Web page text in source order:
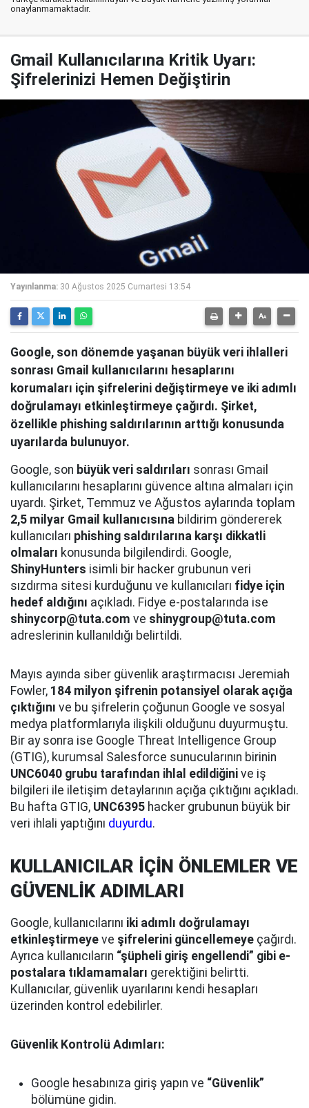
onaylanmamaktadır.
Gmail Kullanıcılarına Kritik Uyarı:
Şifrelerinizi Hemen Değiştirin
Yayınlanma: 30 Ağustos 2025 Cumartesi 13:54
Google, son dönemde yaşanan büyük veri ihlalleri
sonrası Gmail kullanıcılarını hesaplarını
korumaları için şifrelerini değiştirmeye ve iki adımlı
doğrulamayı etkinleştirmeye çağırdı. Şirket,
özellikle phishing saldırılarının arttığı konusunda
uyarılarda bulunuyor.
Google, son büyük veri saldırıları sonrası Gmail
kullanıcılarını hesaplarını güvence altına almaları için
uyardı. Şirket, Temmuz ve Ağustos aylarında toplam
2,5 milyar Gmail kullanıcısına bildirim göndererek
kullanıcıları phishing saldırılarına karşı dikkatli
olmaları konusunda bilgilendirdi. Google,
ShinyHunters isimli bir hacker grubunun veri
sızdırma sitesi kurduğunu ve kullanıcıları fidye için
hedef aldığını açıkladı. Fidye e-postalarında ise
shinycorp@tuta.com ve shinygroup@tuta.com
adreslerinin kullanıldığı belirtildi.
Mayıs ayında siber güvenlik araştırmacısı Jeremiah
Fowler, 184 milyon şifrenin potansiyel olarak açığa
çıktığını ve bu şifrelerin çoğunun Google ve sosyal
medya platformlarıyla ilişkili olduğunu duyurmuştu.
Bir ay sonra ise Google Threat Intelligence Group
(GTIG), kurumsal Salesforce sunucularının birinin
UNC6040 grubu tarafından ihlal edildiğini ve iş
bilgileri ile iletişim detaylarının açığa çıktığını açıkladı.
Bu hafta GTIG, UNC6395 hacker grubunun büyük bir
veri ihlali yaptığını duyurdu.
KULLANICILAR İÇİN ÖNLEMLER VE
GÜVENLİK ADIMLARI
Google, kullanıcılarını iki adımlı doğrulamayı
etkinleştirmeye ve şifrelerini güncellemeye çağırdı.
Ayrıca kullanıcıların “şüpheli giriş engellendi” gibi e-
postalara tıklamamaları gerektiğini belirtti.
Kullanıcılar, güvenlik uyarılarını kendi hesapları
üzerinden kontrol edebilirler.
Güvenlik Kontrolü Adımları:
Google hesabınıza giriş yapın ve “Güvenlik”
bölümüne gidin.